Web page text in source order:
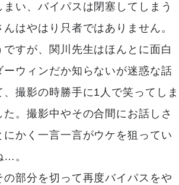
い、バイパスは閉塞してしまう
はやはり只者ではありません。
すが、関川先生はほんとに面白
ウィンだか知らないが迷惑な話
撮影の時勝手に1人で笑ってしま
。撮影中やその合間にお話しさ
かく一言一言がウケを狙ってい
…。
部分を切って再度バイパスをや